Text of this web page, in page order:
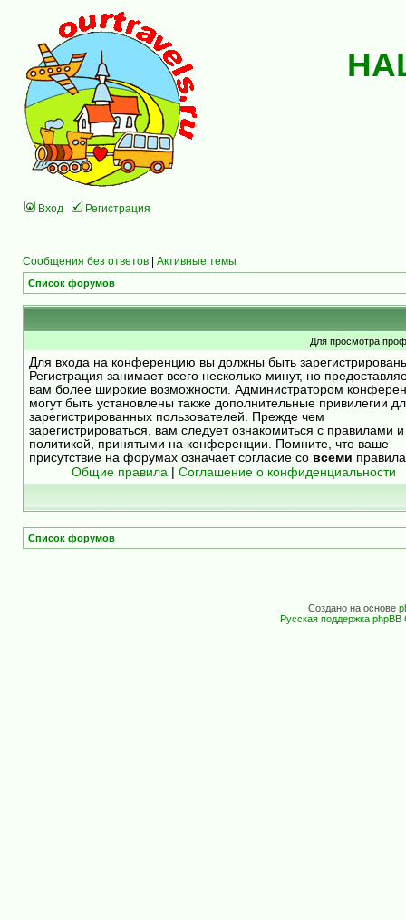
Вход Регистрация
Сообщения без ответов | Активные темы
Список форумов
Для просмотра
Для входа на конференцию вы должны быть
Регистрация занимает всего несколько минут, но
вам более широкие возможности. Администратором
могут быть установлены также дополнительные привилегии
зарегистрированных пользователей. Прежде чем
зарегистрироваться, вам следует ознакомиться с правилами и
политикой, принятыми на конференции. Помните, что ваше
присутствие на форумах означает согласие со всеми
Общие правила
Соглашение о конфиденциальности
Список форумов
Создано на основе
Русская поддержка phpBB